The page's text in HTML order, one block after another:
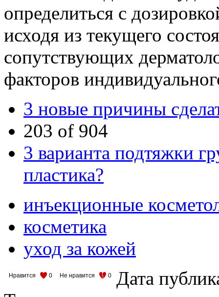
определиться с
исходя из текущего
сопутствующих
факторов
3 новые причины
203 of 904
3 варианта подтяжки
пластика?
инъекционные
косметика
уход за кожей
Нравится 0 Не нравится 0
Дата